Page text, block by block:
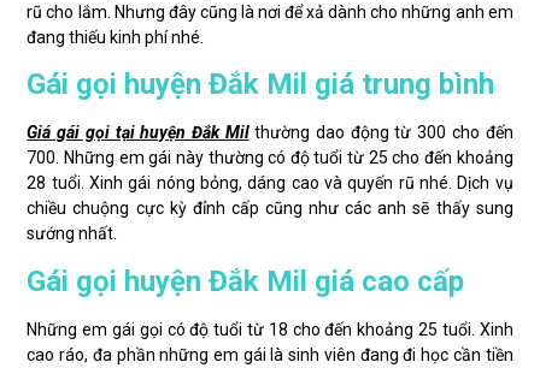
rũ cho lắm. Nhưng đây cũng là nơi để xả dành cho những anh em
đang thiếu kinh phí nhé.
Gái gọi huyện Đắk Mil giá trung bình
Giá gái gọi tại huyện Đắk Milthường dao động từ 300 cho đến
700. Những em gái này thường có độ tuổi từ 25 cho đến khoảng
28 tuổi. Xinh gái nóng bỏng, dáng cao và quyến rũ nhé. Dịch vụ
chiều chuộng cực kỳ đỉnh cấp cũng như các anh sẽ thấy sung
sướng nhất.
Gái gọi huyện Đắk Mil giá cao cấp
Những em gái gọi có độ tuổi từ 18 cho đến khoảng 25 tuổi. Xinh
cao ráo, đa phần những em gái là sinh viên đang đi học cần tiền